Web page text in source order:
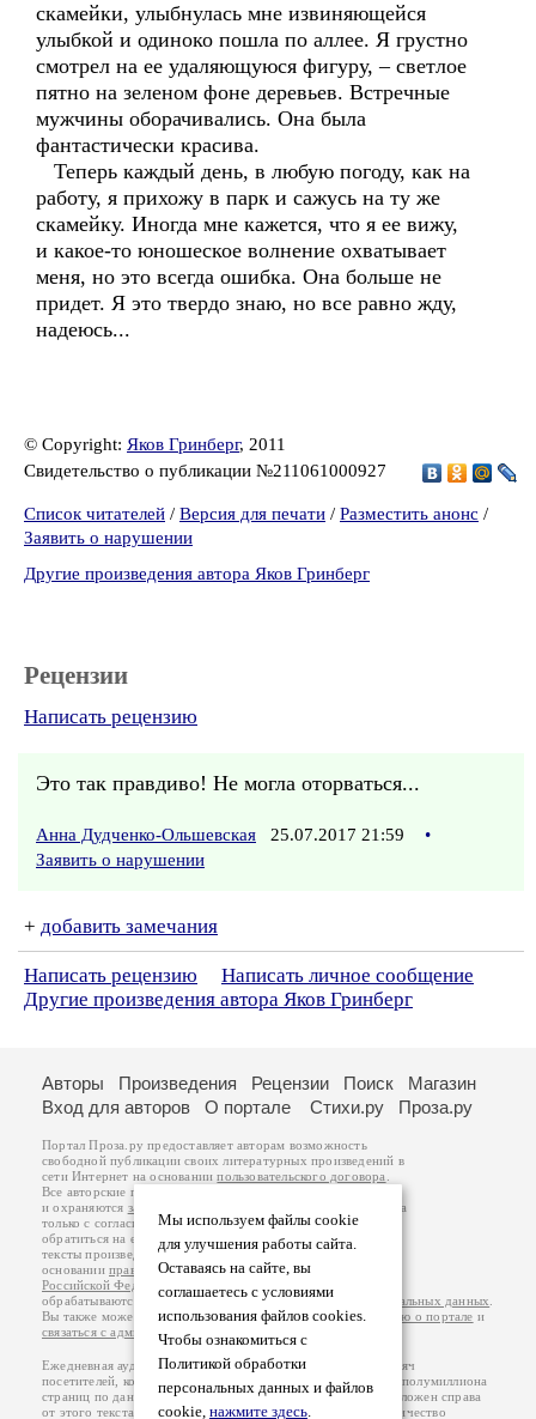
скамейки, улыбнулась мне извиняющейся
улыбкой и одиноко пошла по аллее. Я грустно
смотрел на ее удаляющуюся фигуру, – светлое
пятно на зеленом фоне деревьев. Встречные
мужчины оборачивались. Она была
фантастически красива.
Теперь каждый день, в любую погоду, как на
работу, я прихожу в парк и сажусь на ту же
скамейку. Иногда мне кажется, что я ее вижу,
и какое-то юношеское волнение охватывает
меня, но это всегда ошибка. Она больше не
придет. Я это твердо знаю, но все равно жду,
надеюсь...
© Copyright: Яков Гринберг, 2011
Свидетельство о публикации №211061000927
Список читателей / Версия для печати / Разместить анонс /
Заявить о нарушении
Другие произведения автора Яков Гринберг
Рецензии
Написать рецензию
Это так правдиво! Не могла оторваться...
Анна Дудченко-Ольшевская 25.07.2017 21:59
•
Заявить о нарушении
+ добавить замечания
Написать рецензию
Написать личное сообщение
Другие произведения автора Яков Гринберг
Мы используем файлы cookie
для улучшения работы сайта.
Оставаясь на сайте, вы
соглашаетесь с условиями
использования файлов cookies.
Чтобы ознакомиться с
Политикой обработки
персональных данных и файлов
cookie, нажмите здесь.
Авторы Произведения Рецензии Поиск
Магазин
Вход для авторов
О портале Стихи.ру Проза.ру
Портал Проза.ру предоставляет авторам возможность
свободной публикации своих литературных произведений в
сети Интернет на основаниипользовательского договора
Все авторские права на произведения принадлежат авторам
и охраняются законом
. Перепечатка произведений возможна
только с согласия его автора, к которому вы можете
обратиться на его авторской странице. Ответственность за
тексты произведений авторы несут самостоятельно на
основанииправил публикацииизаконодательства
Российской Федерации
обрабатываются на основанииПолитики обработки персональных данных
Вы также можете посмотреть более подробнуюинформацию о портале и
связаться с администрацией
Ежедневная аудитория портала Проза.ру – порядка 100 тысяч
посетителей, которые в общей сумме просматривают более полумиллиона
страниц по данным счетчика посещаемости, который расположен справа
от этого текста. В каждой графе указано по две цифры: количество